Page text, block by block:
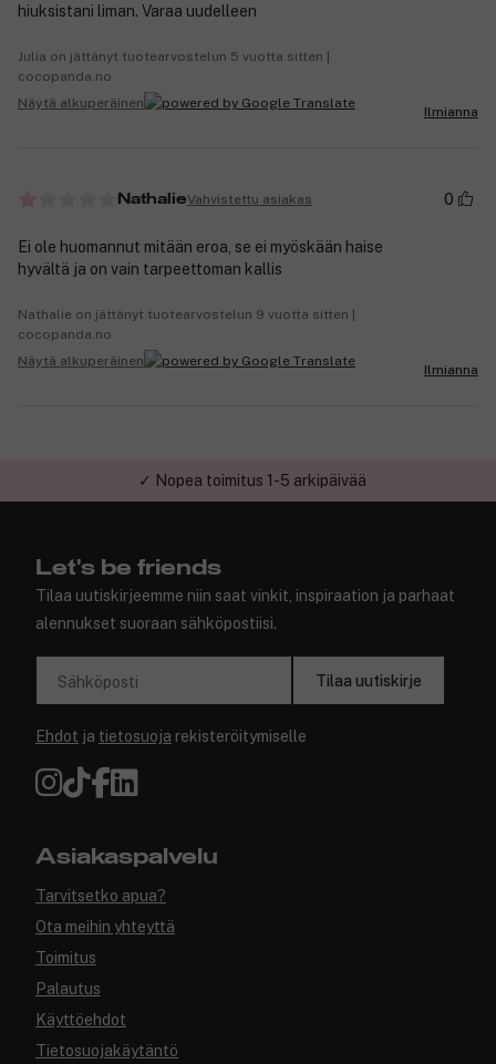
hiuksistani liman. Varaa uudelleen
Julia on jättänyt tuotearvostelun 5 vuotta sitten |
cocopanda.no
Näytä alkuperäinen
Ilmianna
NathalieVahvistettu asiakas 0
Ei ole huomannut mitään eroa, se ei myöskään haise
hyvältä ja on vain tarpeettoman kallis
Nathalie on jättänyt tuotearvostelun 9 vuotta sitten |
cocopanda.no
Näytä alkuperäinen
Ilmianna
✓ Turvallinen verkkokauppa
Let's be friends
Tilaa uutiskirjeemme niin saat vinkit, inspiraation ja parhaat
alennukset suoraan sähköpostiisi.
Sähköposti Tilaa uutiskirje
Ehdot ja tietosuoja rekisteröitymiselle
Asiakaspalvelu
Tarvitsetko apua?
Ota meihin yhteyttä
Toimitus
Palautus
Käyttöehdot
Tietosuojakäytäntö